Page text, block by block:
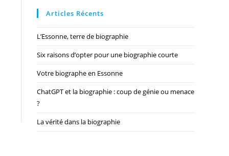
Articles Récents
L’Essonne, terre de biographie
Six raisons d’opter pour une biographie courte
Votre biographe en Essonne
ChatGPT et la biographie : coup de génie ou menace
?
La vérité dans la biographie